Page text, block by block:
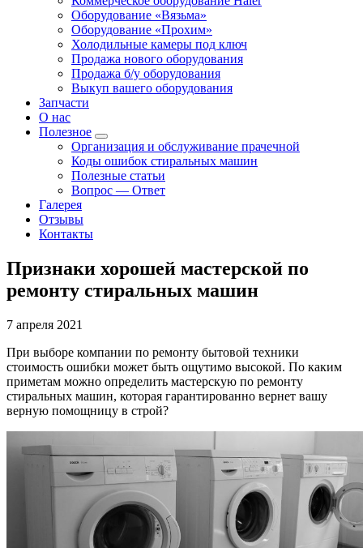
Оборудование «Вязьма»
Оборудование «Прохим»
Холодильные камеры под ключ
Продажа нового оборудования
Продажа б/у оборудования
Выкуп вашего оборудования
Запчасти
О нас
Полезное
Организация и обслуживание прачечной
Коды ошибок стиральных машин
Полезные статьи
Вопрос — Ответ
Галерея
Отзывы
Контакты
Признаки хорошей мастерской по
ремонту стиральных машин
7 апреля 2021
При выборе компании по ремонту бытовой техники
стоимость ошибки может быть ощутимо высокой. По каким
приметам можно определить мастерскую по ремонту
стиральных машин, которая гарантированно вернет вашу
верную помощницу в строй?